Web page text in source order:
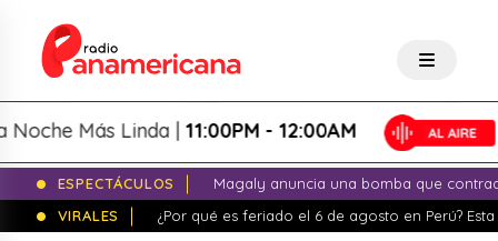
Más Linda |11:00PM - 12:00AM
ESPECTÁCULOS
Magaly anuncia una bomba que
VIRALES
¿Por qué es feriado el 6 de agosto en Perú?